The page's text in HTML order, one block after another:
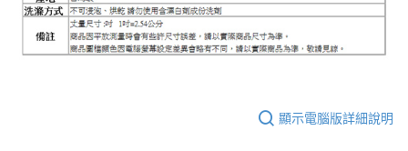
顯示電腦版詳細說明